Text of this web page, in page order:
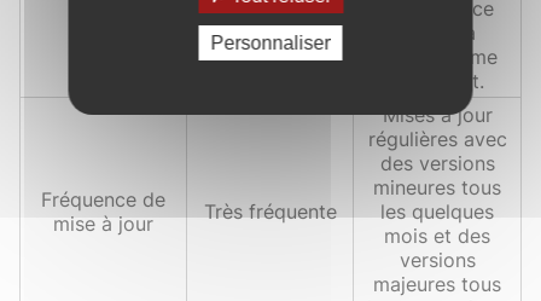
les nouveaux
utilisateurs
dépendance
initiale à
l'écosystème
Microsoft.
Fréquence de
mise à jour
Très fréquente
Mises à jour
régulières avec
des versions
mineures tous
les quelques
mois et des
versions
majeures tous
Personnaliser